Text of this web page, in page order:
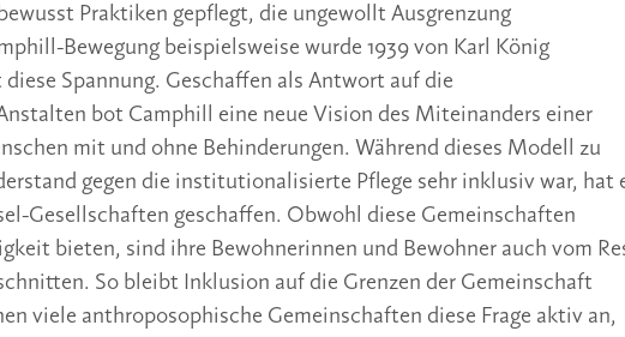
Praktiken gepflegt, die ungewollt Ausgrenzung
Bewegung beispielsweise wurde 1939 von Karl König
Spannung. Geschaffen als Antwort auf die
bot Camphill eine neue Vision des Miteinanders einer
mit und ohne Behinderungen. Während dieses Modell zu
gegen die institutionalisierte Pflege sehr inklusiv war, hat
Gesellschaften geschaffen. Obwohl diese Gemeinschaften
bieten, sind ihre Bewohnerinnen und Bewohner auch vom
So bleibt Inklusion auf die Grenzen der Gemeinschaft
viele anthroposophische Gemeinschaften diese Frage aktiv an,